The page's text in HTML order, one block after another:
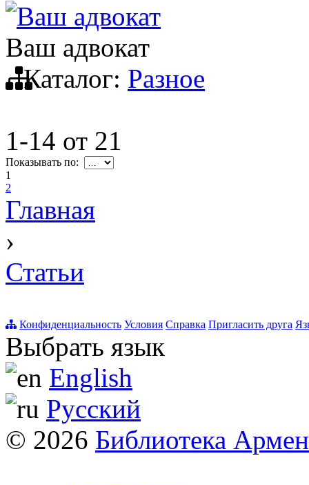
Ваш адвокат
Ваш адвокат
Каталог: Разное
1-14 от 21
Показывать по:
1
2
Главная
›
Статьи
Конфиденциальность Условия Справка Пригласить друга
Выбрать язык
English
Русский
© 2026 Библиотека